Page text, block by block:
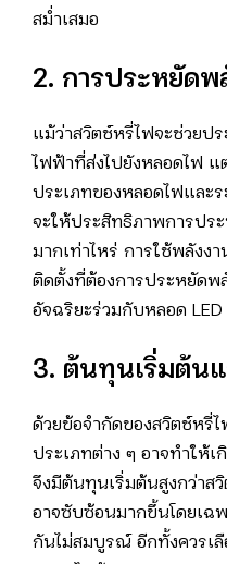
สม่ำเสมอ
2. การประหยัดพ
แม้ว่าสวิตช์หรี่ไฟจะช่วยป
ไฟฟ้าที่ส่งไปยังหลอดไฟ
ประเภทของหลอดไฟและ
จะให้ประสิทธิภาพการปร
มากเท่าไหร่ การใช้พลังง
ติดตั้งที่ต้องการประหยัดพ
อัจฉริยะร่วมกับหลอด
3. ต้นทุนเริ่มต้นแ
ด้วยข้อจำกัดของสวิตช์หรี่
ประเภทต่าง ๆ อาจทำให้เ
จึงมีต้นทุนเริ่มต้นสูงกว่าส
อาจซับซ้อนมากขึ้นโดยเฉ
กันไม่สมบูรณ์ อีกทั้งควรเ